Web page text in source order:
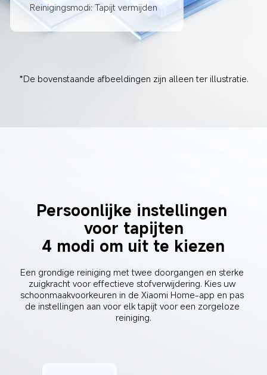
Reinigingsmodi: Tapijt vermijden
*De bovenstaande afbeeldingen zijn alleen ter illustratie.
Persoonlijke instellingen
voor tapijten
4 modi om uit te kiezen
Een grondige reiniging met twee doorgangen en sterke
zuigkracht voor effectieve stofverwijdering. Kies uw
schoonmaakvoorkeuren in de Xiaomi Home-app en pas
de instellingen aan voor elk tapijt voor een zorgeloze
reiniging.